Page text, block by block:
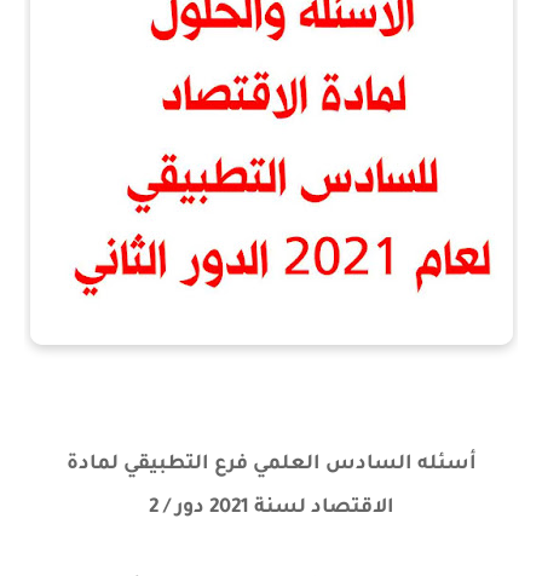
أسئله السادس العلمي فرع التطبيقي لمادة
الاقتصاد لسنة 2021 دور / 2